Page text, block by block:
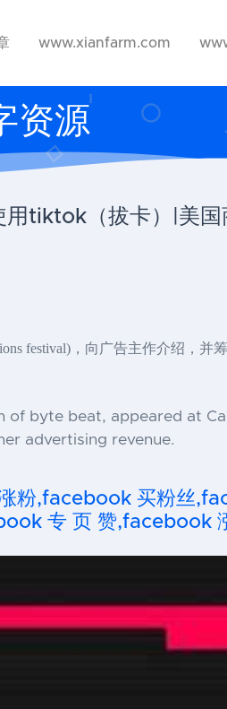
www.xianfarm.com
资源
tiktok（拔卡）|美国
festival)，向广告主作介绍，并筹
byte beat, appeared at
advertising revenue.
粉,facebook 买粉丝
专 页 赞,facebook